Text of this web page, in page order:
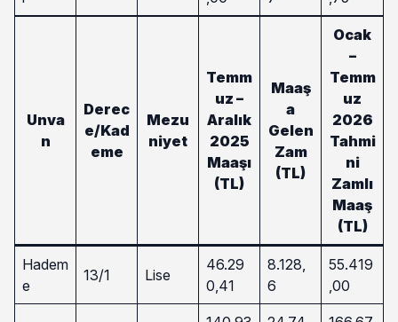
Unva
n
Derec
e/Kad
eme
Mezu
niyet
Temm
uz –
Aralık
2025
Maaşı
(TL)
Maaş
a
Gelen
Zam
(TL)
Ocak
–
Temm
uz
2026
Tahmi
ni
Zamlı
Maaş
(TL)
Hadem
e
13/1 Lise
46.29
0,41
8.128,
6
55.419
,00